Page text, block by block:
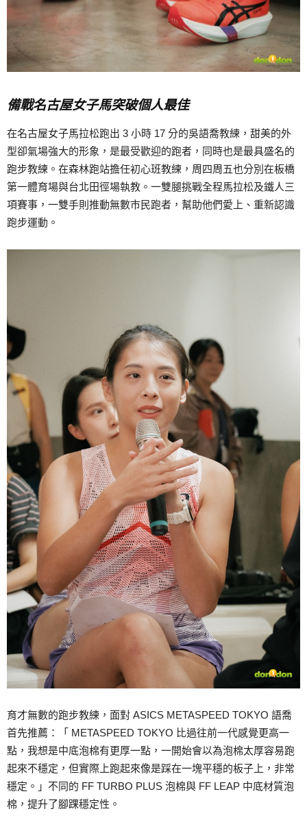
備戰名古屋女子馬突破個人最佳
在名古屋女子馬拉松跑出 3 小時 17 分的吳語喬教練，甜美的外
型卻氣場強大的形象，是最受歡迎的跑者，同時也是最具盛名的
跑步教練。在森林跑站擔任初心班教練，周四周五也分別在板橋
第一體育場與台北田徑場執教。一雙腿挑戰全程馬拉松及鐵人三
項賽事，一雙手則推動無數市民跑者，幫助他們愛上、重新認識
跑步運動。
育才無數的跑步教練，面對 ASICS METASPEED TOKYO 語喬
首先推薦：「 METASPEED TOKYO 比過往前一代感覺更高一
點，我想是中底泡棉有更厚一點，一開始會以為泡棉太厚容易跑
起來不穩定，但實際上跑起來像是踩在一塊平穩的板子上，非常
穩定。」不同的 FF TURBO PLUS 泡棉與 FF LEAP 中底材質泡
棉，提升了腳踝穩定性。